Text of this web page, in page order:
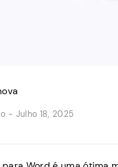
- Julho 18, 2025